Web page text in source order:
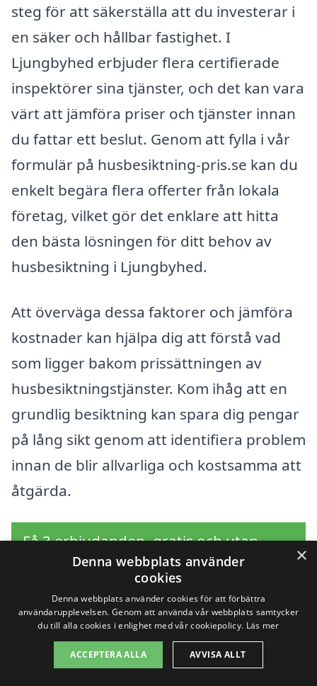
steg för att säkerställa att du investerar i
en säker och hållbar fastighet. I
Ljungbyhed erbjuder flera certifierade
inspektörer sina tjänster, och det kan vara
värt att jämföra priser och tjänster innan
du fattar ett beslut. Genom att fylla i vår
formulär på husbesiktning-pris.se kan du
enkelt begära flera offerter från lokala
företag, vilket gör det enklare att hitta
den bästa lösningen för ditt behov av
husbesiktning i Ljungbyhed.
Att överväga dessa faktorer och jämföra
kostnader kan hjälpa dig att förstå vad
som ligger bakom prissättningen av
husbesiktningstjänster. Kom ihåg att en
grundlig besiktning kan spara dig pengar
på lång sikt genom att identifiera problem
innan de blir allvarliga och kostsamma att
åtgärda.
Få 3 erbjudanden, gratis och utan
förpliktelser
Sök efter en
×
Denna webbplats använder
cookies
Denna webbplats använder cookies för att förbättra
användarupplevelsen. Genom att använda vår webbplats samtycker
du till alla cookies i enlighet med vår cookiepolicy. Läs mer
ACCEPTERA ALLA AVVISA ALLT